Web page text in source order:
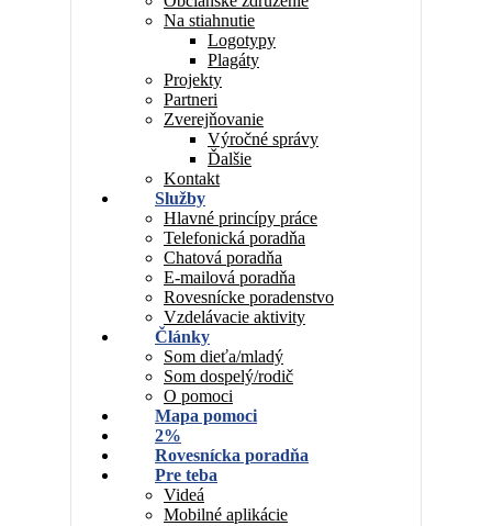
Na stiahnutie
Logotypy
Plagáty
Projekty
Partneri
Zverejňovanie
Výročné správy
Ďalšie
Kontakt
Služby
Hlavné princípy práce
Telefonická poradňa
Chatová poradňa
E-mailová poradňa
Rovesnícke poradenstvo
Vzdelávacie aktivity
Články
Som dieťa/mladý
Som dospelý/rodič
O pomoci
Mapa pomoci
2%
Rovesnícka poradňa
Pre teba
Videá
Mobilné aplikácie